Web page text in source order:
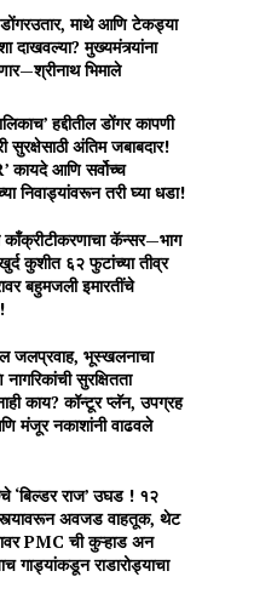
माथे आणि टेकड्या
दाखवल्या? मुख्यमंत्र्यांना
भिमाले
हद्दीतील डोंगर कापणी
सुरक्षेसाठी अंतिम जबाबदार!
कायदे आणि सर्वोच्च
निवाड्यांवरून तरी घ्या धडा!
कॅन्सर—भाग
कुशीत ६२ फुटांच्या तीव्र
बहुमजली इमारतींचे
जलप्रवाह, भूस्खलनाचा
सुरक्षितता
काय? कॉन्टूर प्लॅन, उपग्रह
मंजूर नकाशांनी वाढवले
‘बिल्डर राज’ उघड ! १२
अवजड वाहतूक, थेट
PMC ची कुऱ्हाड अन
गाड्यांकडून राडारोड्याचा